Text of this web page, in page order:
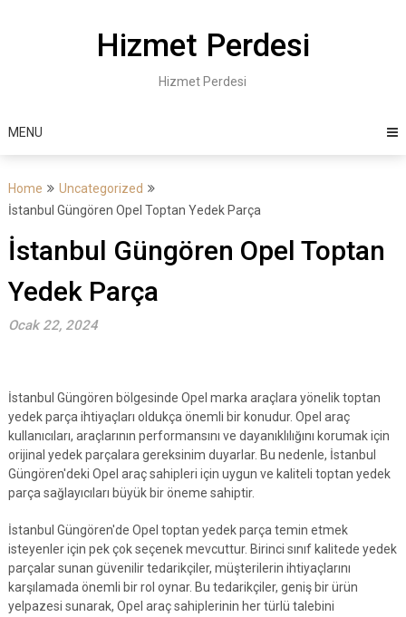
Hizmet Perdesi
Hizmet Perdesi
MENU
Home
Uncategorized
İstanbul Güngören Opel Toptan Yedek Parça
İstanbul Güngören Opel Toptan
Yedek Parça
Ocak 22, 2024
İstanbul Güngören bölgesinde Opel marka araçlara yönelik toptan
yedek parça ihtiyaçları oldukça önemli bir konudur. Opel araç
kullanıcıları, araçlarının performansını ve dayanıklılığını korumak için
orijinal yedek parçalara gereksinim duyarlar. Bu nedenle, İstanbul
Güngören'deki Opel araç sahipleri için uygun ve kaliteli toptan yedek
parça sağlayıcıları büyük bir öneme sahiptir.
İstanbul Güngören'de Opel toptan yedek parça temin etmek
isteyenler için pek çok seçenek mevcuttur. Birinci sınıf kalitede yedek
parçalar sunan güvenilir tedarikçiler, müşterilerin ihtiyaçlarını
karşılamada önemli bir rol oynar. Bu tedarikçiler, geniş bir ürün
yelpazesi sunarak, Opel araç sahiplerinin her türlü talebini